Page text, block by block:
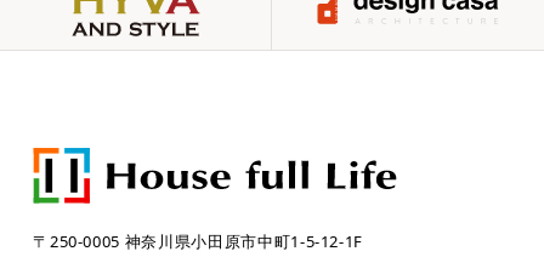
〒250-0005 神奈川県小田原市中町1-5-12-1F